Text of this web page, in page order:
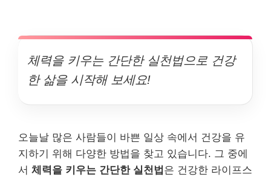
체력을 키우는 간단한 실천법으로 건강
한 삶을 시작해 보세요!
오늘날 많은 사람들이 바쁜 일상 속에서 건강을 유
지하기 위해 다양한 방법을 찾고 있습니다. 그 중에
서 체력을 키우는 간단한 실천법 은 건강한 라이프스